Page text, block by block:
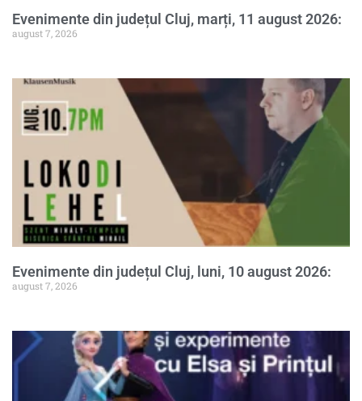
Evenimente din județul Cluj, marți, 11 august 2026:
august 7, 2026
Evenimente din județul Cluj, luni, 10 august 2026:
august 7, 2026